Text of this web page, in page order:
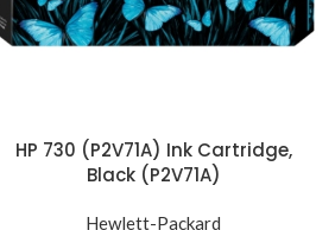
HP 730 (P2V71A) Ink Cartridge,
Black (P2V71A)
Hewlett-Packard